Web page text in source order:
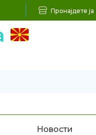
Пронајдете ја
Новости